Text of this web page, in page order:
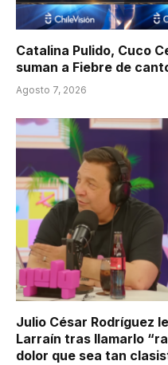
Catalina Pulido, Cuco
suman a Fiebre de
Agosto 7, 2026
Julio César Rodríguez
Larraín tras llamarlo
dolor que sea tan